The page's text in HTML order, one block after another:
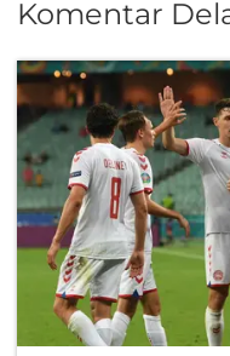
Komentar